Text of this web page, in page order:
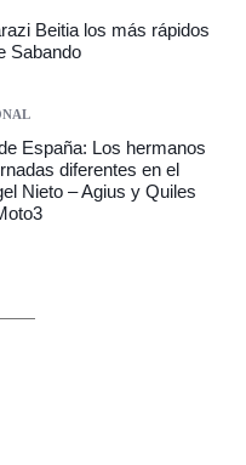
Beitia los más rápidos
Sabando
España: Los hermanos
diferentes en el
Nieto – Agius y Quiles